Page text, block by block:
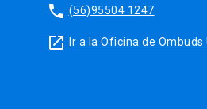
phone (56)95504 1247
launch Ir a la Oficina de Ombuds